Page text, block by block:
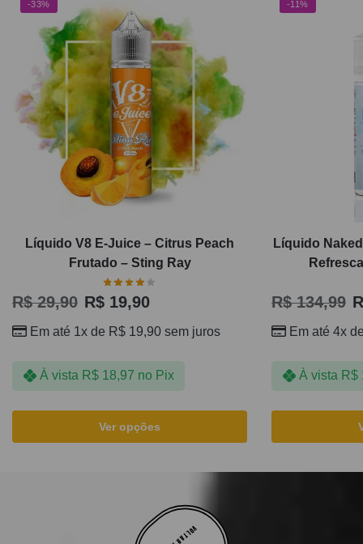
-33%
Líquido V8 E-Juice – Citrus Peach
Frutado – Sting Ray
R$29,90 R$ 19,90
Em até 1x de R$ 19,90 sem juros
À vista R$18,97 no Pix
Ver opções
-11%
Líquido
R$134,99
Em até 4x
À vista R$